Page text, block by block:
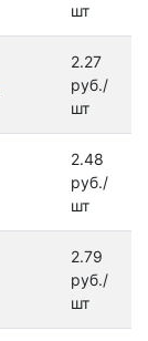
шт
2.27
руб./
шт
2.48
руб./
шт
2.79
руб./
шт